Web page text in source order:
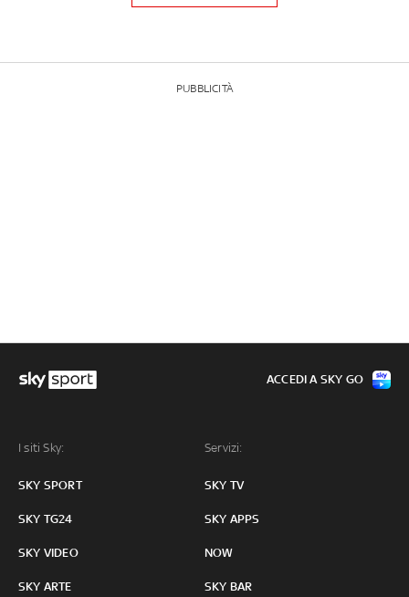
PUBBLICITÀ
I siti Sky:
SKY SPORT
SKY TG24
SKY VIDEO
SKY ARTE
Servizi:
SKY TV
SKY APPS
NOW
SKY BAR
ACCEDI A SKY GO